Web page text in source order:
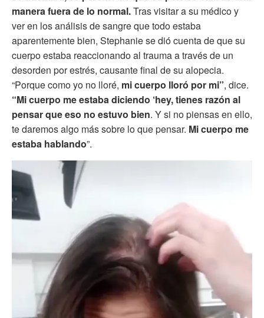
manera fuera de lo normal.Tras visitar a su médico y
ver en los análisis de sangre que todo estaba
aparentemente bien, Stephanie se dió cuenta de que su
cuerpo estaba reaccionando al trauma a través de un
desorden por estrés, causante final de su alopecia.
“Porque como yo no lloré, mi cuerpo lloró por mi”, dice.
“Mi cuerpo me estaba diciendo ‘hey, tienes razón al
pensar que eso no estuvo bien. Y si no piensas en ello,
te daremos algo más sobre lo que pensar. Mi cuerpo me
estaba hablando”.